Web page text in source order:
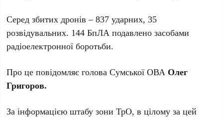
Серед збитих дронів – 837 ударних, 35
розвідувальних. 144 БпЛА подавлено засобами
радіоелектронної боротьби.
Про це повідомляє голова Сумської ОВА Олег
Григоров.
За інформацією штабу зони ТрО, в цілому за цей